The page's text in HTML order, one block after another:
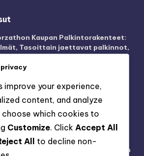
Kaupan Palkintorakenteet:
Tasoittain jaettavat palkinnot,
Tehokkaat vaatimukset,
Game Pass – kosmetiikka:
Avaamismenetelmät,
Game Pass -arvostelut: Yhteisön
improve your experience,
content, and analyze
choose which cookies to
Customize. Click Accept All
All
to decline non-